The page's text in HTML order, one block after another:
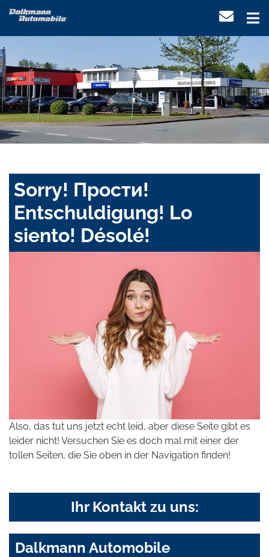
Sorry! Прости!
Entschuldigung! Lo
siento! Désolé!
Also, das tut uns jetzt echt leid, aber diese Seite gibt es
leider nicht! Versuchen Sie es doch mal mit einer der
tollen Seiten, die Sie oben in der Navigation finden!
Ihr Kontakt zu uns:
Dalkmann Automobile